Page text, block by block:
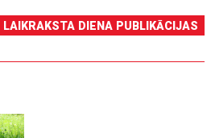
LAIKRAKSTA DIENA PUBLIKĀCIJAS